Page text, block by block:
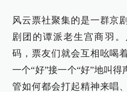
风云票社聚集的是一群京
剧团的谭派老生宫商羽
码，票友们就会互相吆喝
一个“好”接一个“好”地叫
管如何都会打起精神来唱